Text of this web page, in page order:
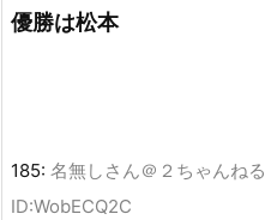
優勝は松本
185: 名無しさん＠２ちゃんねる
ID:WobECQ2C